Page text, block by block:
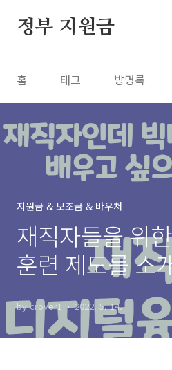
정부 지원금
홈 태그 방명록
지원금 & 보조금 & 바우처
재직자들을 위
훈련 제도를 소
by crover1 2022. 5. 14.